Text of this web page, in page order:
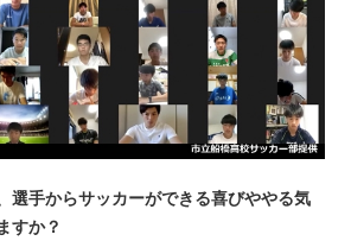
手からサッカーができる喜びややる気
すか？